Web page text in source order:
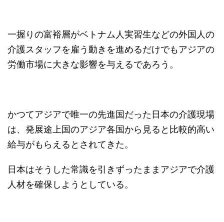
一握りの富裕層がベトナム人実習生などの外国人の
介護スタッフを雇う動きを進めるだけでもアジアの
労働市場に大きな影響を与えるであろう。
かつてアジアで唯一の先進国だった日本の介護現場
は、発展途上国のアジア各国から見ると比較的高い
給与がもらえるとされてきた。
日本はそうした常識を引きずったままアジアで介護
人材を確保しようとしている。